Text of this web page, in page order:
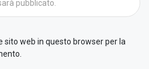
sito web in questo browser per la